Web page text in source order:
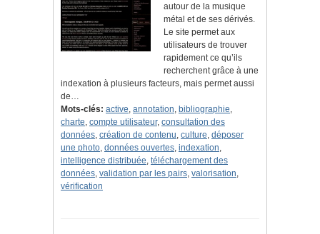
autour de la musique
métal et de ses dérivés.
Le site permet aux
utilisateurs de trouver
rapidement ce qu’ils
recherchent grâce à une
indexation à plusieurs facteurs, mais permet aussi
de…
Mots-clés: active, annotation, bibliographie,
charte, compte utilisateur, consultation des
données, création de contenu, culture, déposer
une photo, données ouvertes, indexation,
intelligence distribuée, téléchargement des
données, validation par les pairs, valorisation,
vérification